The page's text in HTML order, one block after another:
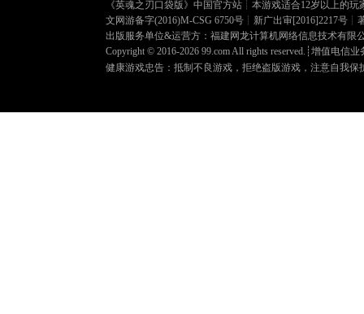
《英魂之刃口袋版》中国官方站┊本游戏适合12岁以上的
文网游备字(2016)M-CSG 6750号┊新广出审[2016]2217号
出版服务单位&运营方：福建网龙计算机网络信息技术有限
Copyright © 2016-2026 99.com All rights reserved.┊ 增值电信业
健康游戏忠告：抵制不良游戏，拒绝盗版游戏，注意自我